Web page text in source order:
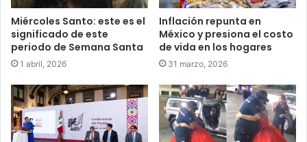
Miércoles Santo: este es el
significado de este
periodo de Semana Santa
1 abril, 2026
Inflación repunta en
México y presiona el costo
de vida en los hogares
31 marzo, 2026